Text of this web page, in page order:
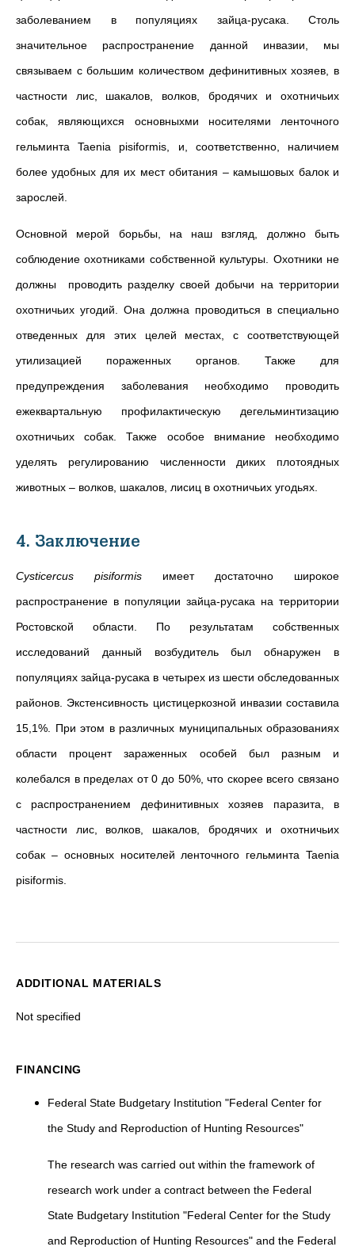
заболеванием в популяциях зайца-русака. Столь
значительное распространение данной инвазии, мы
связываем с большим количеством дефинитивных хозяев, в
частности лис, шакалов, волков, бродячих и охотничьих
собак, являющихся основныхми носителями ленточного
гельминта Taenia pisiformis, и, соответственно, наличием
более удобных для их мест обитания – камышовых балок и
зарослей.
Основной мерой борьбы, на наш взгляд, должно быть
соблюдение охотниками собственной культуры. Охотники не
должны проводить разделку своей добычи на территории
охотничьих угодий. Она должна проводиться в специально
отведенных для этих целей местах, с соответствующей
утилизацией пораженных органов. Также для
предупреждения заболевания необходимо проводить
ежеквартальную профилактическую дегельминтизацию
охотничьих собак. Также особое внимание необходимо
уделять регулированию численности диких плотоядных
животных – волков, шакалов, лисиц в охотничьих угодьях.
4. Заключение
Cysticercus pisiformis имеет достаточно широкое
распространение в популяции зайца-русака на территории
Ростовской области. По результатам собственных
исследований данный возбудитель был обнаружен в
популяциях зайца-русака в четырех из шести обследованных
районов. Экстенсивность цистицеркозной инвазии составила
15,1%.
При этом в различных муниципальных образованиях
области процент зараженных особей был разным и
колебался в пределах от 0 до 50%, что скорее всего связано
с распространением дефинитивных хозяев паразита, в
частности лис, волков, шакалов, бродячих и охотничьих
собак – основных носителей ленточного гельминта Taenia
pisiformis.
ADDITIONAL MATERIALS
Not specified
FINANCING
Federal State Budgetary Institution "Federal Center for
the Study and Reproduction of Hunting Resources"
The research was carried out within the framework of
research work under a contract between the Federal
State Budgetary Institution "Federal Center for the Study
and Reproduction of Hunting Resources" and the Federal